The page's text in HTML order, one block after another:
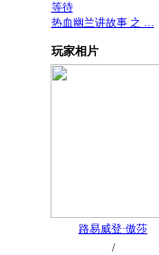
等待
热血幽兰讲故事 之 …
玩家相片
路易威登·傲莎
/上传您的